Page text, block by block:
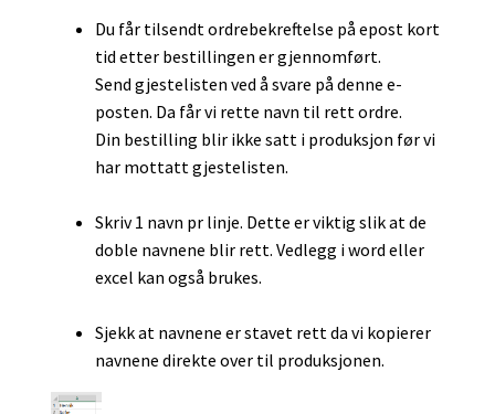
Du får tilsendt ordrebekreftelse på epost kort
tid etter bestillingen er gjennomført.
Send gjestelisten ved å svare på denne e-
posten. Da får vi rette navn til rett ordre.
Din bestilling blir ikke satt i produksjon før vi
har mottatt gjestelisten.
Skriv 1 navn pr linje. Dette er viktig slik at de
doble navnene blir rett. Vedlegg i word eller
excel kan også brukes.
Sjekk at navnene er stavet rett da vi kopierer
navnene direkte over til produksjonen.